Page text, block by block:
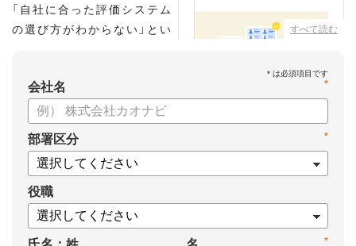
すべて読む
「自社に合った評価システム
の選び方がわからない」とい
こちらの資料では、
・人事評価システムが必要な企業の特徴
・導入検討に必要な3つの視点
・7つの選定ポイント
についてまとめましたので、ぜひお役立てください。
*
会社名
*
部署区分
役職
*